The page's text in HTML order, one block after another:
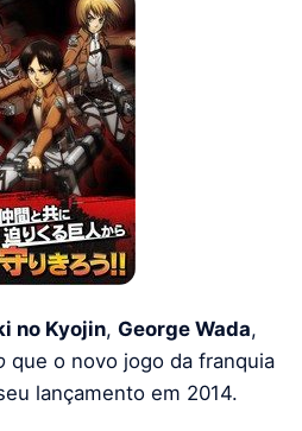
no Kyojin, George Wada,
que o novo jogo da franquia
lançamento em 2014.